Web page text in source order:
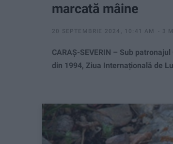
marcată mâine
20 SEPTEMBRIE 2024, 10:41 AM 3
CARAȘ-SEVERIN – Sub
din 1994, Ziua Internațională de